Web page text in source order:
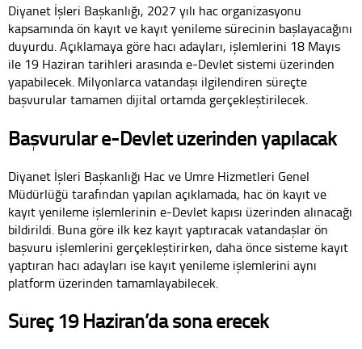
Diyanet İşleri Başkanlığı, 2027 yılı hac organizasyonu
kapsamında ön kayıt ve kayıt yenileme sürecinin başlayacağını
duyurdu. Açıklamaya göre hacı adayları, işlemlerini 18 Mayıs
ile 19 Haziran tarihleri arasında e-Devlet sistemi üzerinden
yapabilecek. Milyonlarca vatandaşı ilgilendiren süreçte
başvurular tamamen dijital ortamda gerçekleştirilecek.
Başvurular e-Devlet üzerinden yapılacak
Diyanet İşleri Başkanlığı Hac ve Umre Hizmetleri Genel
Müdürlüğü tarafından yapılan açıklamada, hac ön kayıt ve
kayıt yenileme işlemlerinin e-Devlet kapısı üzerinden alınacağı
bildirildi. Buna göre ilk kez kayıt yaptıracak vatandaşlar ön
başvuru işlemlerini gerçekleştirirken, daha önce sisteme kayıt
yaptıran hacı adayları ise kayıt yenileme işlemlerini aynı
platform üzerinden tamamlayabilecek.
Süreç 19 Haziran’da sona erecek